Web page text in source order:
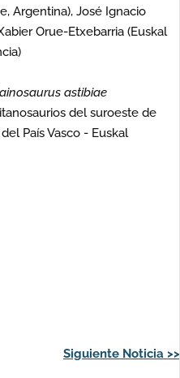
Argentina), José Ignacio
Orue-Etxebarria (Euskal
astibiae
del suroeste de
País Vasco - Euskal
Siguiente Noticia >>